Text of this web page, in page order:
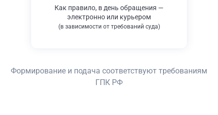
Как правило, в день обращения —
электронно или курьером
(в зависимости от требований суда)
Формирование и подача соответствуют требованиям
ГПК РФ